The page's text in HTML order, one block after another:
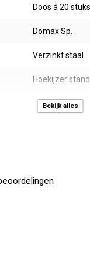
Doos á 20 stuks
Domax Sp.
Verzinkt staal
Hoekijzer
80 x 80 x 80 mm
32 stuks -> 32 x
Bekijk alles